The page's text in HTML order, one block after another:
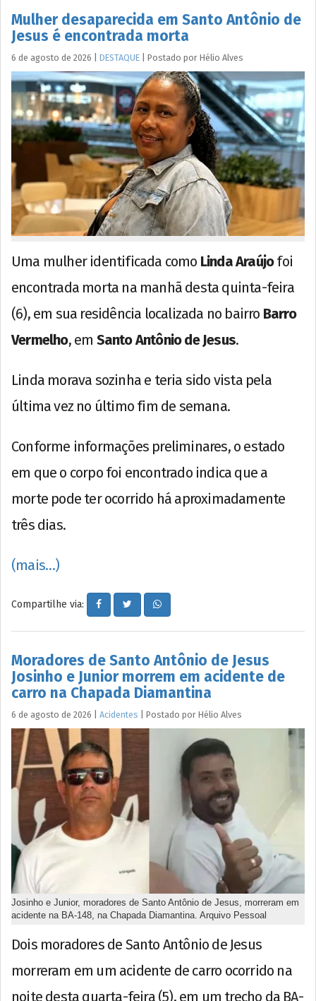
Mulher desaparecida em Santo Antônio de
Jesus é encontrada morta
6 de agosto de 2026 DESTAQUE Postado por Hélio Alves
Uma mulher identificada como Linda Araújofoi
encontrada morta na manhã desta quinta-feira
(6), em sua residência localizada no bairro Barro
Vermelho, em Santo Antônio de Jesus.
Linda morava sozinha e teria sido vista pela
última vez no último fim de semana.
Conforme informações preliminares, o estado
em que o corpo foi encontrado indica que a
morte pode ter ocorrido há aproximadamente
três dias.
(mais…)
Compartilhe via:
Moradores de Santo Antônio de Jesus
Josinho e Junior morrem em acidente de
carro na Chapada Diamantina
6 de agosto de 2026 Acidentes Postado por Hélio Alves
Josinho e Junior, moradores de Santo Antônio de Jesus, morreram em
acidente na BA-148, na Chapada Diamantina. Arquivo Pessoal
Dois moradores de Santo Antônio de Jesus
morreram em um acidente de carro ocorrido na
noite desta quarta-feira (5), em um trecho da BA-